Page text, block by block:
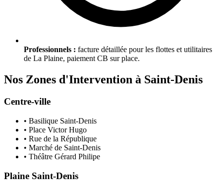
Professionnels : facture détaillée pour les flottes et utilitaires
de La Plaine, paiement CB sur place.
Nos Zones d'Intervention à Saint-Denis
Centre-ville
• Basilique Saint-Denis
• Place Victor Hugo
• Rue de la République
• Marché de Saint-Denis
• Théâtre Gérard Philipe
Plaine Saint-Denis